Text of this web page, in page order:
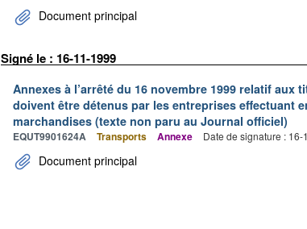
Document principal
Signé le : 16-11-1999
Annexes à l’arrêté du 16 novembre 1999 relatif
doivent être détenus par les entreprises effectuant
marchandises (texte non paru au Journal officiel)
EQUT9901624A Transports Annexe Date de signature : 16-
Document principal